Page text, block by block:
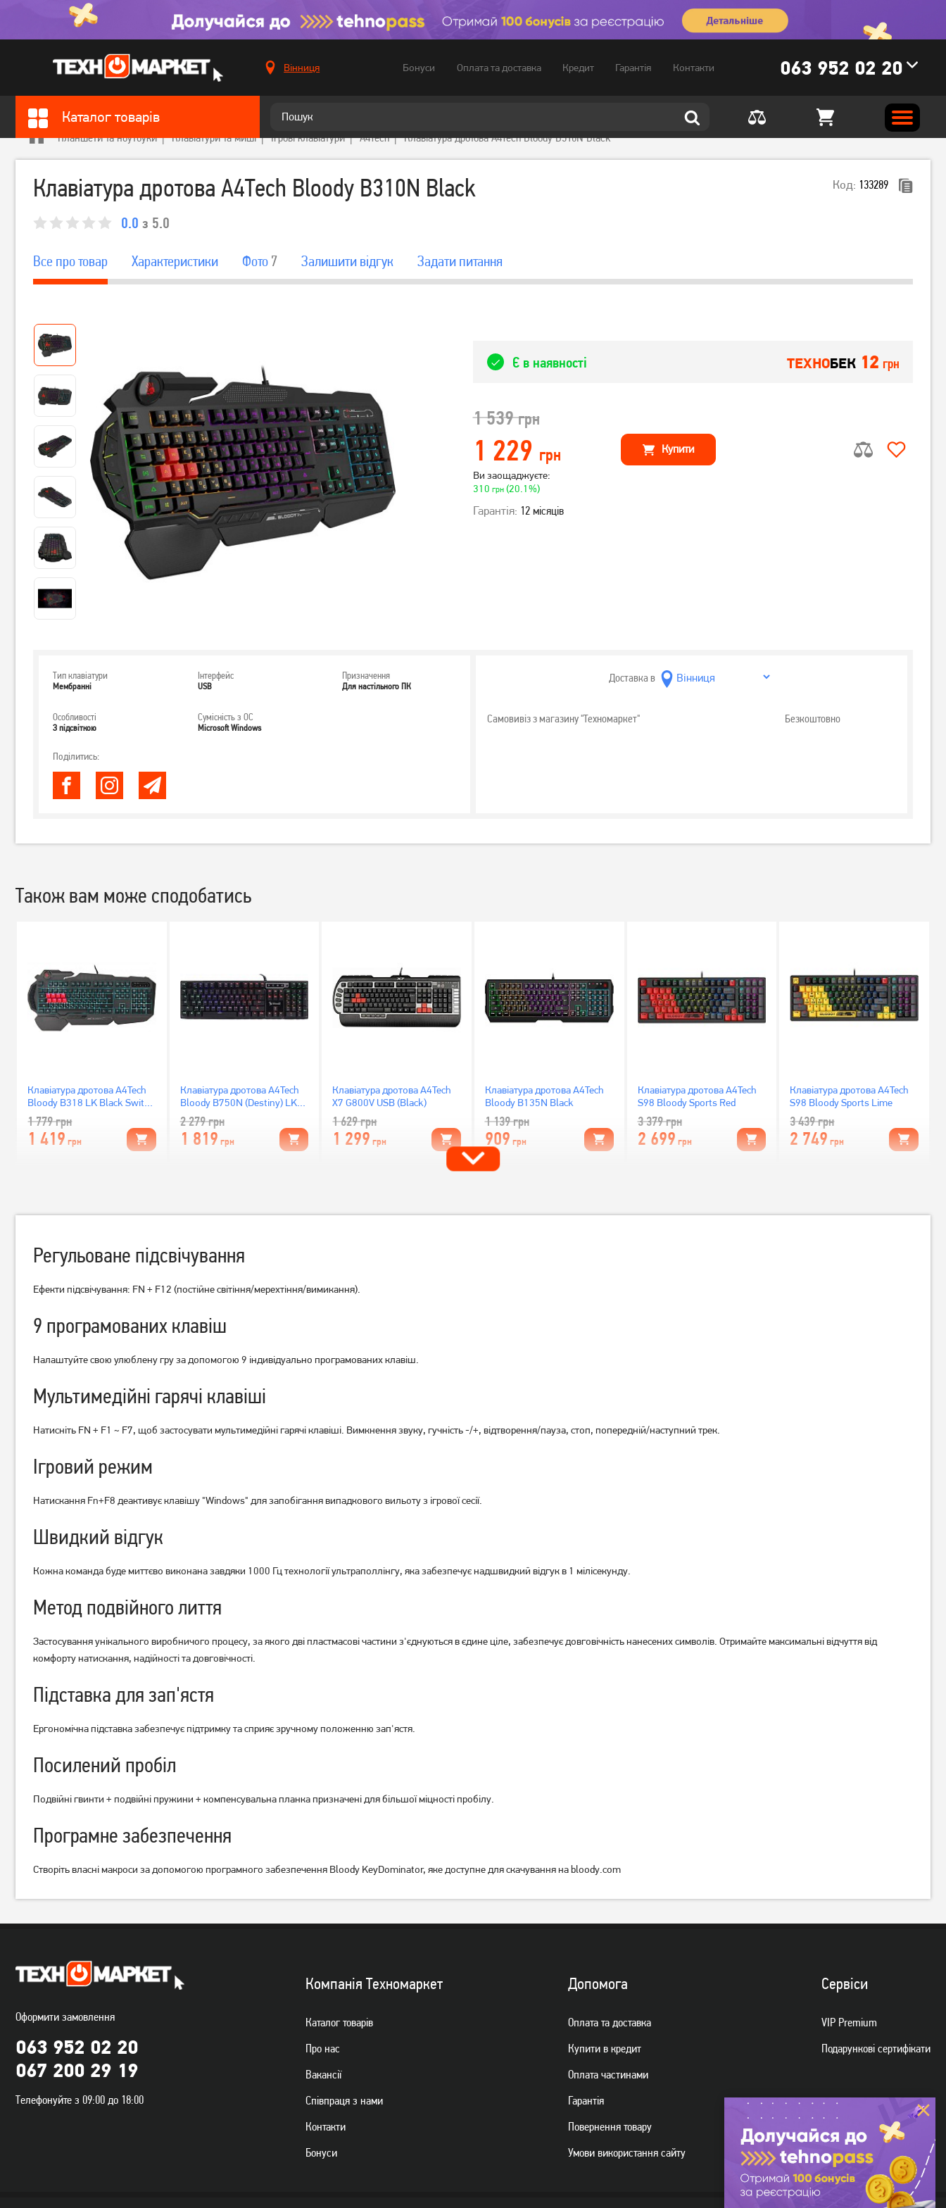
Вінниця Бонуси Оплата та доставка Кредит Гарантія Контакти 063 952 02 20
Каталог товарів
Планшети та ноутбуки Клавіатури та миші Ігрові клавіатури A4Tech Клавіатура дротова A4Tech Bloody B310N Black
Клавіатура дротова A4Tech Bloody B310N Black Код: 133289
0.0 з 5.0
Все про товар Характеристики Фото 7 Залишити вiдгук Задати питання
Є в наявності ТЕХНОБЕК 12 грн
1 539грн
1 229 грн
Ви заощаджуєте:
310 грн(20.1%)
Купити
Гарантія: 12 місяців
Тип клавіатури
Мембранні
Інтерфейс
USB
Призначення
Для настільного ПК
Особливості
З підсвіткою
Сумісність з ОС
Microsoft Windows
Поділитись:
Доставка в
Самовивіз з магазину "Техномаркет" Безкоштовно
Також вам може сподобатись
Клавіатура дротова A4Tech
Bloody B318 LK Black Switch
USB
1 779грн
1 419 грн
Клавіатура дротова A4Tech
Bloody B750N (Destiny) LK
Green Switch
2 279грн
1 819 грн
Клавіатура дротова A4Tech
X7 G800V USB (Black)
1 629грн
1 299 грн
Клавіатура дротова A4Tech
Bloody B135N Black
1 139грн
909 грн
Клавіатура дротова A4Tech
S98 Bloody Sports Red
3 379грн
2 699 грн
Клавіатура дротова A4Tech
S98 Bloody Sports Lime
3 439грн
2 749 грн
Клавіатура дротова A4Tech
2 919грн
2 329
Клавіатура дротова A4Tech
1 229грн
979
Green Switch
2 699грн
Клавіатура A4Tech S98
Клавіатура дротова A4Tech
2 769грн
Клавіатура A4tech FS100
Клавіатура A4tech FS100
Регульоване підсвічування
Ефекти підсвічування: FN + F12 (постійне світіння/мерехтіння/вимикання).
9 програмованих клавіш
Налаштуйте свою улюблену гру за допомогою 9 індивідуально програмованих клавіш.
Мультимедійні гарячі клавіші
Натисніть FN + F1 ~ F7, щоб застосувати мультимедійні гарячі клавіші. Вимкнення звуку, гучність -/+, відтворення/пауза, стоп, попередній/наступний трек.
Ігровий режим
Натискання Fn+F8 деактивує клавішу "Windows" для запобігання випадкового вильоту з ігрової сесії.
Швидкий відгук
Кожна команда буде миттєво виконана завдяки 1000 Гц технології ультраполлінгу, яка забезпечує надшвидкий відгук в 1 мілісекунду.
Метод подвійного лиття
Застосування унікального виробничого процесу, за якого дві пластмасові частини з'єднуються в єдине ціле, забезпечує довговічність нанесених символів. Отримайте максимальні відчуття від
комфорту натискання, надійності та довговічності.
Підставка для зап'ястя
Ергономічна підставка забезпечує підтримку та сприяє зручному положенню зап'ястя.
Посилений пробіл
Подвійні гвинти + подвійні пружини + компенсувальна планка призначені для більшої міцності пробілу.
Програмне забезпечення
Створіть власні макроси за допомогою програмного забезпечення Bloody KeyDominator, яке доступне для скачування на bloody.com
Оформити замовлення
063 952 02 20
067 200 29 19
Телефонуйте з 09:00 до 18:00
Компанiя Техномаркет
Каталог товарiв
Про нас
Вакансії
Спiвпраця з нами
Контакти
Бонуси
Допомога
Оплата та доставка
Купити в кредит
Оплата частинами
Гарантiя
Повернення товару
Умови використання сайту
Сервiси
VIP Premium
Подарункові сертифікати